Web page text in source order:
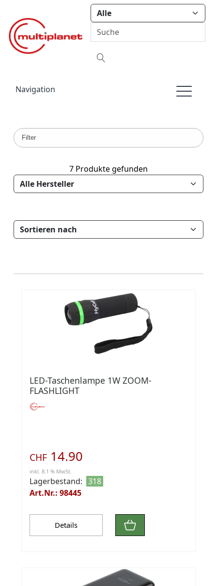
Navigation
Filter
7 Produkte gefunden
LED-Taschenlampe 1W ZOOM-
FLASHLIGHT
CHF 14.90
inkl. 8.1 % MwSt.
Lagerbestand: 318
Art.Nr.: 98445
Details